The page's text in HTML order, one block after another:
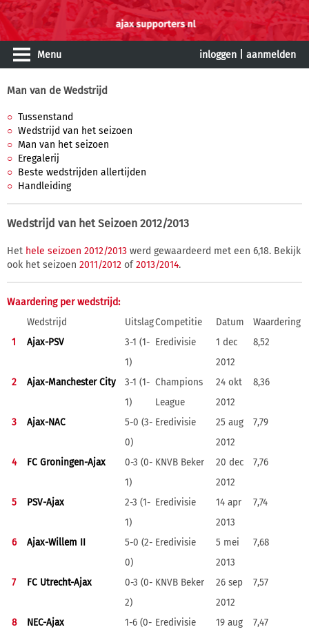
Menu inloggen aanmelden
Man van de Wedstrijd
Tussenstand
Wedstrijd van het seizoen
Man van het seizoen
Eregalerij
Beste wedstrijden allertijden
Handleiding
Wedstrijd van het Seizoen 2012/2013
Het hele seizoen 2012/2013 werd gewaardeerd met een 6,18. Bekijk
ook het seizoen 2011/2012 of2013/2014.
Waardering per wedstrijd:
Wedstrijd
UitslagCompetitie Datum
Waardering
1
Ajax-PSV
3-1 (1-
1)
Eredivisie
1 dec
2012
8,52
2 Ajax-Manchester City
3-1 (1-
1)
Champions
League
24 okt
2012
8,36
3 Ajax-NAC
5-0 (3-
0)
Eredivisie
25 aug
2012
7,79
4 FC Groningen-Ajax
0-3 (0-
1)
KNVB Beker
20 dec
2012
7,76
5 PSV-Ajax
2-3 (1-
1)
Eredivisie
14 apr
2013
7,74
6 Ajax-Willem II
5-0 (2-
0)
Eredivisie
5 mei
2013
7,68
7 FC Utrecht-Ajax
0-3 (0-
2)
KNVB Beker
26 sep
2012
7,57
8 NEC-Ajax
1-6 (0- Eredivisie
19 aug
7,47